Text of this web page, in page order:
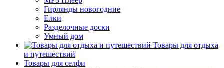
Гирлянды новогодние
Елки
Разделочные доски
Умный дом
Товары для отдыха
и путешествий
Товары для селфи